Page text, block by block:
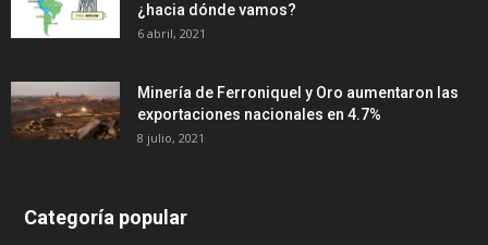
¿hacia dónde vamos?
6 abril, 2021
Minería de Ferroniquel y Oro aumentaron las
exportaciones nacionales en 4.7%
8 julio, 2021
Categoría popular